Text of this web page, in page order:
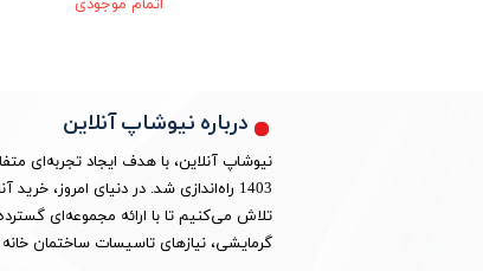
اتمام موجودی
درباره نیوشاپ آنلاین
نیوشاپ آنلاین، با هدف ایجاد تجربه‌ای
1403 راه‌اندازی شد. در دنیای امروز،
تلاش می‌کنیم تا با ارائه مجموعه‌ای
گرمایشی، نیازهای تاسیسات ساختمان